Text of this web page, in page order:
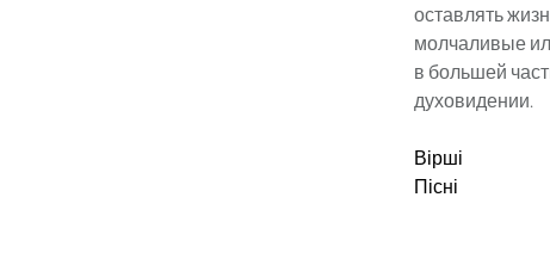
оставлять
молчаливые
в большей
духовидении.
Вірші
Пісні